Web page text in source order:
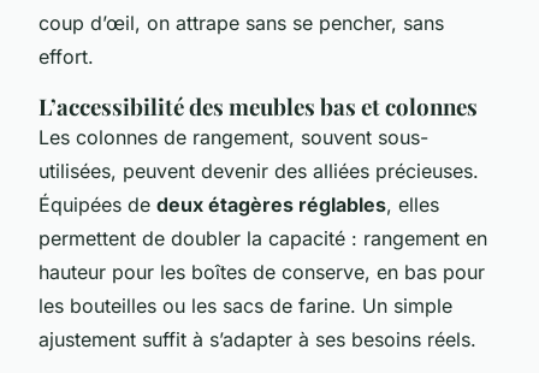
coup d’œil, on attrape sans se pencher, sans
effort.
L’accessibilité des meubles bas et colonnes
Les colonnes de rangement, souvent sous-
utilisées, peuvent devenir des alliées précieuses.
Équipées de deux étagères réglables, elles
permettent de doubler la capacité : rangement en
hauteur pour les boîtes de conserve, en bas pour
les bouteilles ou les sacs de farine. Un simple
ajustement suffit à s’adapter à ses besoins réels.